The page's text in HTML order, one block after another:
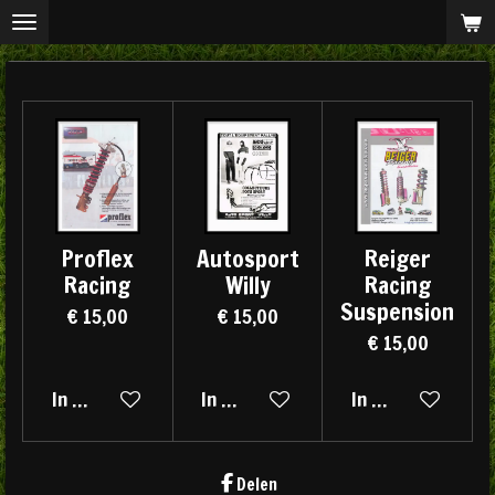
Ga
direct
hoofdinhoud
Proflex
Racing
€ 15,00
In winkelwagen
Autosport
Willy
€ 15,00
In winkelwagen
Reiger
Racing
Suspension
€ 15,00
In winkelwagen
Delen